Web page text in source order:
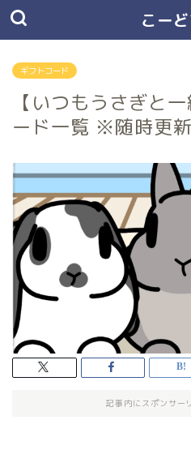
こー
ギフトコード
【いつもうさぎと
ード一覧 ※随時更新
記事内にスポンサー